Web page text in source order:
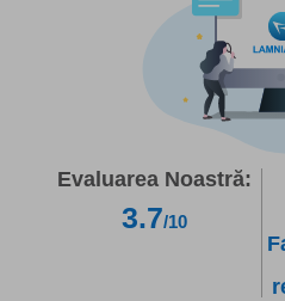
Evaluarea Noastră:
3.7/10